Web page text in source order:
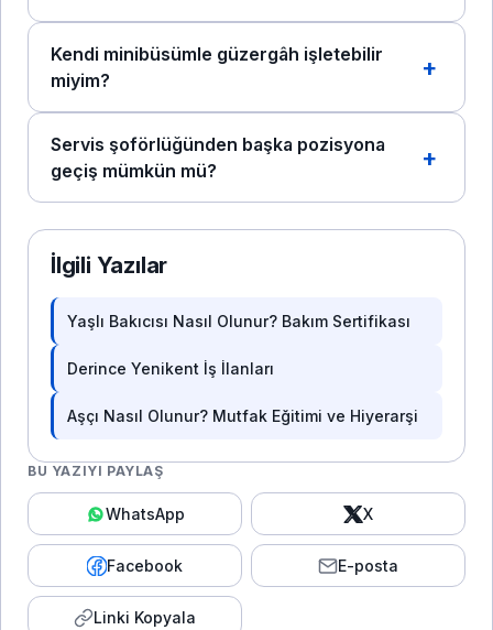
Kendi minibüsümle güzergâh işletebilir
miyim?
Servis şoförlüğünden başka pozisyona
geçiş mümkün mü?
İlgili Yazılar
Yaşlı Bakıcısı Nasıl Olunur? Bakım Sertifikası
Derince Yenikent İş İlanları
Aşçı Nasıl Olunur? Mutfak Eğitimi ve Hiyerarşi
BU YAZIYI PAYLAŞ
WhatsApp X
Facebook E-posta
Linki Kopyala